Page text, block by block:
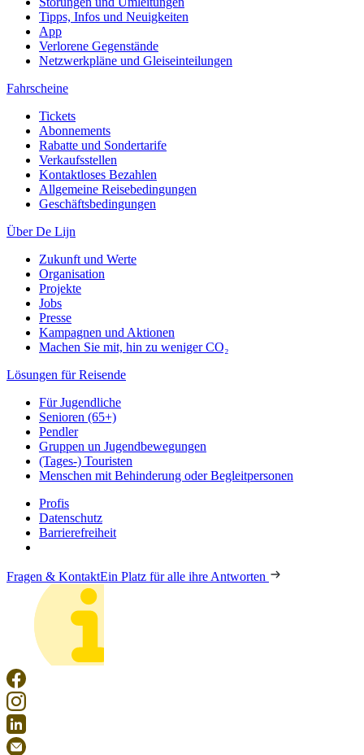
Tipps, Infos und Neuigkeiten
App
Verlorene Gegenstände
Netzwerkpläne und Gleiseinteilungen
Fahrscheine
Tickets
Abonnements
Rabatte und Sondertarife
Verkaufsstellen
Kontaktloses Bezahlen
Allgemeine Reisebedingungen
Geschäftsbedingungen
Über De Lijn
Zukunft und Werte
Organisation
Projekte
Jobs
Presse
Kampagnen und Aktionen
Machen Sie mit, hin zu weniger CO₂
Lösungen für Reisende
Für Jugendliche
Senioren (65+)
Pendler
Gruppen un Jugendbewegungen
(Tages-) Touristen
Menschen mit Behinderung oder Begleitpersonen
Profis
Datenschutz
Barrierefreiheit
Fragen & KontaktEin Platz für alle ihre Antworten